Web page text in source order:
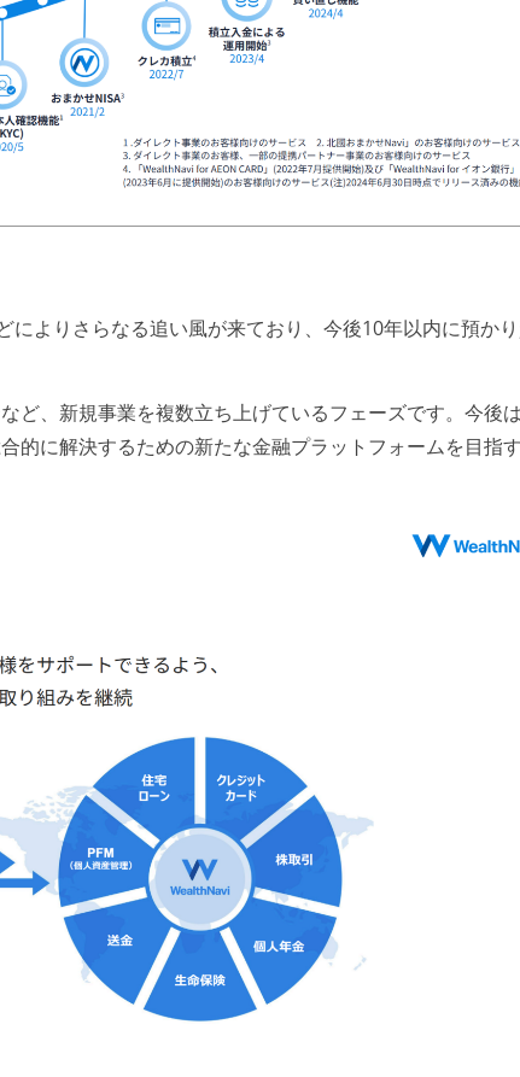
によりさらなる追い風が来ており、今後10年以内に預か
ど、新規事業を複数立ち上げているフェーズです。今後
的に解決するための新たな金融プラットフォームを目指